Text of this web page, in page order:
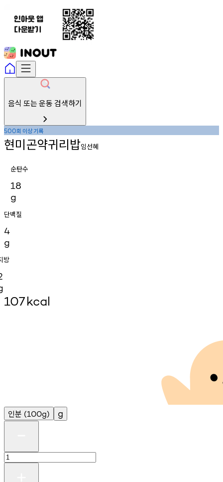
음식 또는 운동 검색하기
500회 이상기록
현미곤약귀리밥임선혜
순탄수
18
g
단백질
4
g
방
107kcal
인분 (100g) g